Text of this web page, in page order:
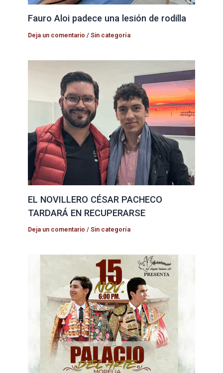
Fauro Aloi padece una lesión de rodilla
Deja un comentario /Sin categoría
EL NOVILLERO CÉSAR PACHECO
TARDARÁ EN RECUPERARSE
Deja un comentario /Sin categoría